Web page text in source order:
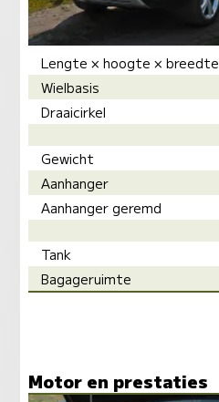
Lengte × hoogte × breedte
Wielbasis
Draaicirkel
Gewicht
Aanhanger
Aanhanger geremd
Tank
Bagageruimte
Motor en prestaties